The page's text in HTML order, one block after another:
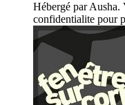
Hébergé par Ausha.
confidentialite pour